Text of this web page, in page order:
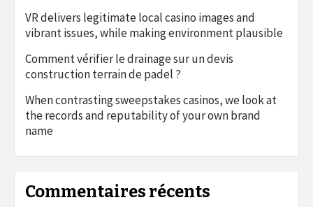
VR delivers legitimate local casino images and
vibrant issues, while making environment plausible
Comment vérifier le drainage sur un devis
construction terrain de padel ?
When contrasting sweepstakes casinos, we look at
the records and reputability of your own brand
name
Commentaires récents